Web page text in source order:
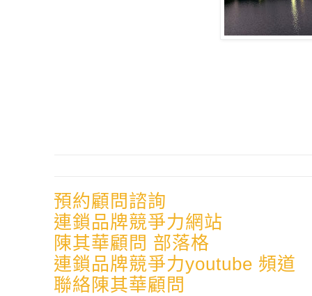
預約顧問諮詢
連鎖品牌競爭力網站
陳其華顧問 部落格
連鎖品牌競爭力youtube 頻道
聯絡陳其華顧問